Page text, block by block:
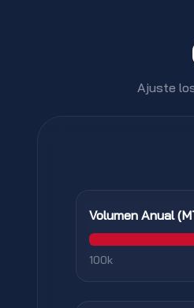
Ajuste
Volumen Anual
100k